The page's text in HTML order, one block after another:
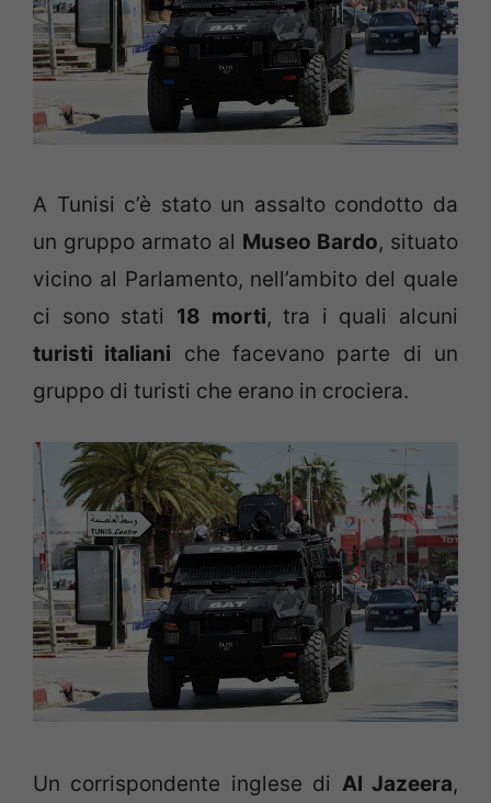
A Tunisi c’è stato un assalto condotto da
un gruppo armato al Museo Bardo, situato
vicino al Parlamento, nell’ambito del quale
ci sono stati 18 morti, tra i quali alcuni
turisti italiani che facevano parte di un
gruppo di turisti che erano in crociera.
Un corrispondente inglese di Al Jazeera,